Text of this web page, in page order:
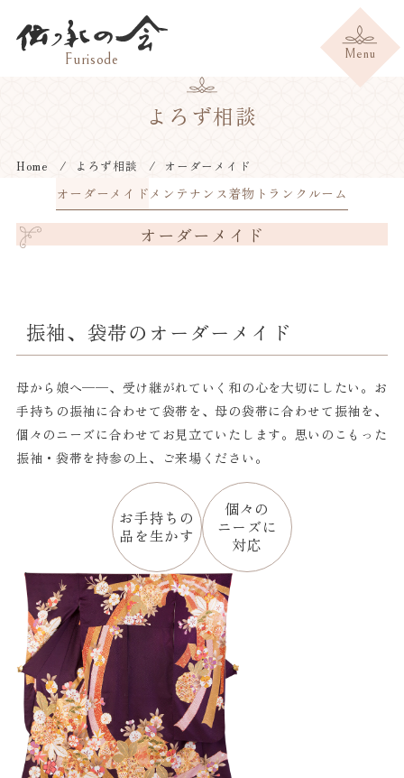
よろず相談
Home よろず相談 オーダーメイド
オーダーメイド メンテナンス着物トランクルーム
オーダーメイド
振袖、袋帯のオーダーメイド
母から娘へ──、受け継がれていく和の心を大切にしたい。お
手持ちの振袖に合わせて袋帯を、母の袋帯に合わせて振袖を、
個々のニーズに合わせてお見立ていたします。思いのこもった
振袖・袋帯を持参の上、ご来場ください。
お手持ちの
品を生かす
個々の
ニーズに
対応